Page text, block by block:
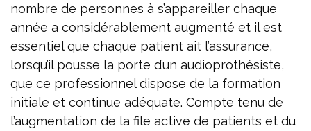
nombre de personnes à s’appareiller chaque
année a considérablement augmenté et il est
essentiel que chaque patient ait l’assurance,
lorsqu’il pousse la porte d’un audioprothésiste,
que ce professionnel dispose de la formation
initiale et continue adéquate. Compte tenu de
l’augmentation de la file active de patients et du